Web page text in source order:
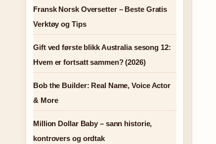
Fransk Norsk Oversetter – Beste Gratis
Verktøy og Tips
Gift ved første blikk Australia sesong 12:
Hvem er fortsatt sammen? (2026)
Bob the Builder: Real Name, Voice Actor
& More
Million Dollar Baby – sann historie,
kontrovers og ordtak